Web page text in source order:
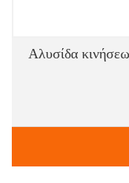
Αλυσίδα